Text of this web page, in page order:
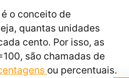
o conceito de
quantas unidades
cento. Por isso, as
são chamadas de
ou percentuais.